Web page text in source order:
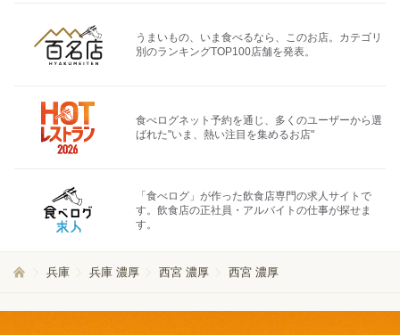
うまいもの、いま食べるなら、このお店。カテゴリ
別のランキングTOP100店舗を発表。
食べログネット予約を通じ、多くのユーザーから選
ばれた"いま、熱い注目を集めるお店"
「食べログ」が作った飲食店専門の求人サイトで
す。飲食店の正社員・アルバイトの仕事が探せま
す。
兵庫 兵庫 濃厚 西宮 濃厚 西宮 濃厚